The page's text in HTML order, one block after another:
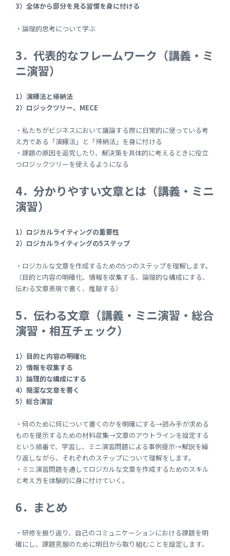
3）全体から部分を見る習慣を身に付ける
・論理的思考について学ぶ
3．代表的なフレームワーク（講義・ミ
ニ演習）
1）演繹法と帰納法
2）ロジックツリー、MECE
・私たちがビジネスにおいて議論する際に日常的に使っている考
え方である「演繹法」と「帰納法」を身に付ける
・課題の原因を追究したり、解決策を具体的に考えるときに役立
つロジックツリーを使えるようになる
4．分かりやすい文章とは（講義・ミニ
演習）
1）ロジカルライティングの重要性
2）ロジカルライティングの5ステップ
・ロジカルな文章を作成するための5つのステップを理解します。
（目的と内容の明確化、情報を収集する、論理的な構成にする、
伝わる文章表現で書く、推敲する）
5．伝わる文章（講義・ミニ演習・総合
演習・相互チェック）
1）目的と内容の明確化
2）情報を収集する
3）論理的な構成にする
4）簡潔な文章を書く
5）総合演習
・何のために何について書くのかを明確にする→読み手が求める
ものを提示するための材料収集→文章のアウトラインを設定する
という順番で、学習し、ミニ演習問題による事例提示→解説を繰
り返しながら、それぞれのステップについて理解をします。
・ミニ演習問題を通してロジカルな文章を作成するためのスキル
と考え方を体験的に身に付けていく。
6．まとめ
・研修を振り返り、自己のコミュニケーションにおける課題を明
確にし、課題克服のために明日から取り組むことを設定します。